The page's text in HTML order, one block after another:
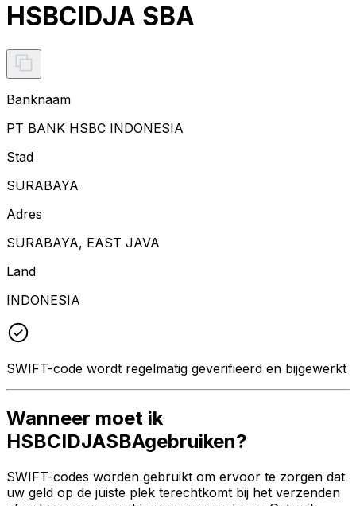
HSBCIDJA SBA
Banknaam
PT BANK HSBC INDONESIA
Stad
SURABAYA
Adres
SURABAYA, EAST JAVA
Land
INDONESIA
SWIFT-code wordt regelmatig geverifieerd en bijgewerkt
Wanneer moet ik
HSBCIDJASBAgebruiken?
SWIFT-codes worden gebruikt om ervoor te zorgen dat
uw geld op de juiste plek terechtkomt bij het verzenden